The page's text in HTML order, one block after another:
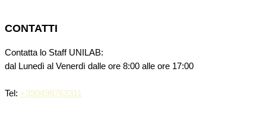
CONTATTI
Contatta lo Staff UNILAB:
dal Lunedì al Venerdì dalle ore 8:00 alle ore 17:00
Tel: +390498763311